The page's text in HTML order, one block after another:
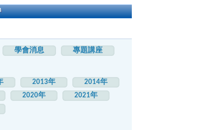
學會消息
專題講座
2013年
2014年
2020年
2021年